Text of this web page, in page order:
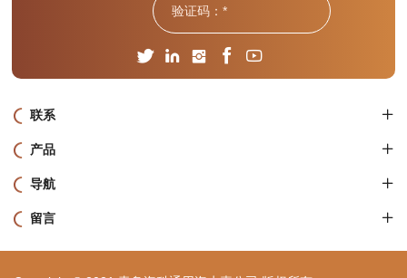
联系
产品
导航
留言